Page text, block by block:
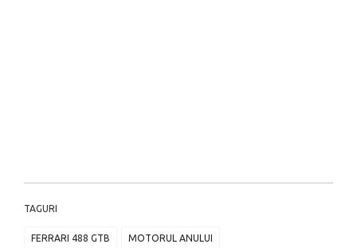
TAGURI
FERRARI 488 GTB MOTORUL ANULUI